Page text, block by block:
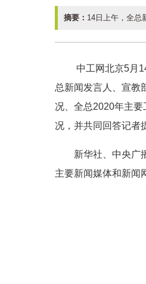
摘要： 14日上午，全总
中工网北京5月14
总新闻发言人、宣教
况、全总2020年主
况，并共同回答记者
新华社、中央广播
主要新闻媒体和新闻